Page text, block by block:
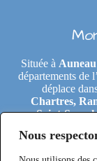
Nous
Située à Auneau
départements de
déplace
Chartres,
Saint-